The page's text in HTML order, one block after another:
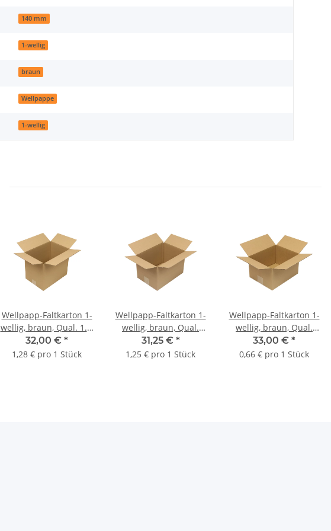
140 mm
1-wellig
braun
Wellpappe
1-wellig
Wellpapp-Faltkarton 1-
wellig, braun, Qual. 1.2,
DIN A4 | 305 x 215 x
250 mm (L x B x H)
32,00 € *
1,28 € pro 1 Stück
Wellpapp-Faltkarton 1-
wellig, braun, Qual.
1.20, DIN A4 | 305 x 215
x 200 mm (L x B x H)
31,25 € *
1,25 € pro 1 Stück
Wellpapp-Faltkarton 1-
wellig, braun, Qual.
1.20, DIN B5 | 250 x 200
x 140 mm (L x B x H)
33,00 € *
0,66 € pro 1 Stück